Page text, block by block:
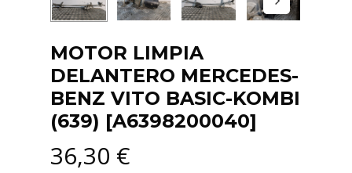
MOTOR LIMPIA
DELANTERO MERCEDES-
BENZ VITO BASIC-KOMBI
(639) [A6398200040]
36,30 €